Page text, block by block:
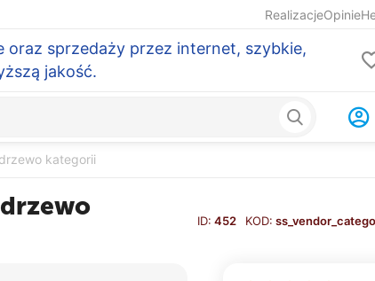
RealizacjeOpinie
sprzedaży przez internet, szybkie,
jakość.
kategorii
ID: 452 KOD: